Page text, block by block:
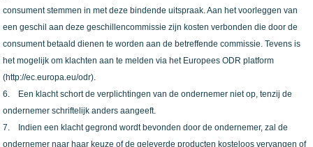
consument stemmen in met deze bindende uitspraak. Aan het voorleggen van
een geschil aan deze geschillencommissie zijn kosten verbonden die door de
consument betaald dienen te worden aan de betreffende commissie. Tevens is
het mogelijk om klachten aan te melden via het Europees ODR platform
(http://ec.europa.eu/odr).
6. Een klacht schort de verplichtingen van de ondernemer niet op, tenzij de
ondernemer schriftelijk anders aangeeft.
7. Indien een klacht gegrond wordt bevonden door de ondernemer, zal de
ondernemer naar haar keuze of de geleverde producten kosteloos vervangen of